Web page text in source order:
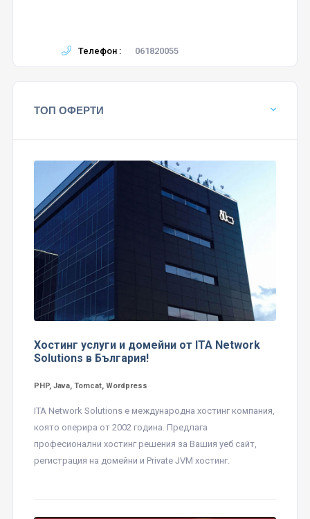
Телефон : 061820055
ТОП ОФЕРТИ
Хостинг услуги и домейни от ITA Network
Solutions в България!
PHP, Java, Tomcat, Wordpress
ITA Network Solutions е международна хостинг компания,
която оперира от 2002 година. Предлага
професионални хостинг решения за Вашия уеб сайт,
регистрация на домейни и Private JVM хостинг.